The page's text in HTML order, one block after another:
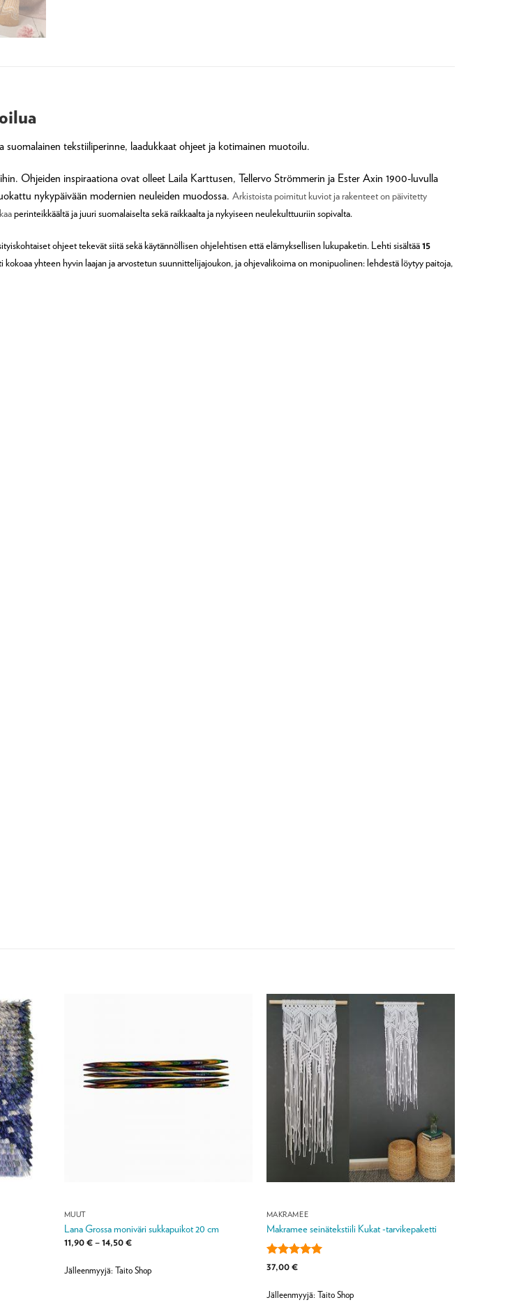
tekstiiliperinne, laadukkaat ohjeet ja kotimainen muotoilu.
Ohjeiden inspiraationa ovat olleet Laila Karttusen, Tellervo Strömmerin ja Ester Axin 1900-luvulla
nykypäivään modernien neuleiden muodossa. Arkistoista poimitut kuviot ja rakenteet on päivitetty
perinteikkäältä ja juuri suomalaiselta sekäraikkaalta ja nykyiseen neulekulttuuriin sopivalta.
ohjeet tekevät siitä sekä käytännöllisen ohjelehtisen että elämyksellisen lukupaketin. Lehti sisältää15
kokoaa yhteen hyvin laajan ja arvostetun suunnittelijajoukon, ja ohjevalikoima on monipuolinen: lehdestä löytyy paitoja,
MUUT
Lana Grossa moniväri sukkapuikot 20 cm
11,90€–14,50€Hintaluokka:
14,50 €
Jälleenmyyjä: Taito Shop
MAKRAMEE
Makramee seinätekstiili Kukat -tarvikepaketti
Arvostelu
37,00€
Jälleenmyyjä: Taito Shop